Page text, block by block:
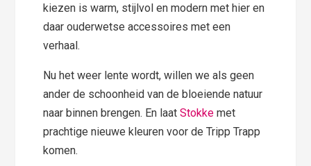
kiezen is warm, stijlvol en modern met hier en
daar ouderwetse accessoires met een
verhaal.
Nu het weer lente wordt, willen we als geen
ander de schoonheid van de bloeiende natuur
naar binnen brengen. En laatStokke met
prachtige nieuwe kleuren voor de Tripp Trapp
komen.